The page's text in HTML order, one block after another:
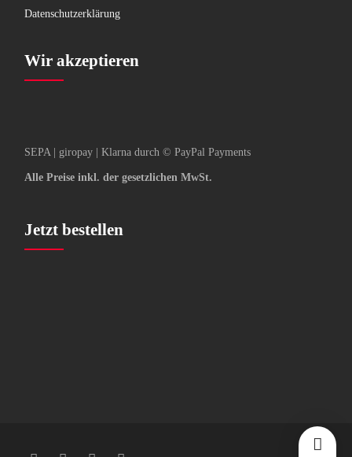
Datenschutzerklärung
Wir akzeptieren
SEPA | giropay | Klarna durch © PayPal Payments
Alle Preise inkl. der gesetzlichen MwSt.
Jetzt bestellen